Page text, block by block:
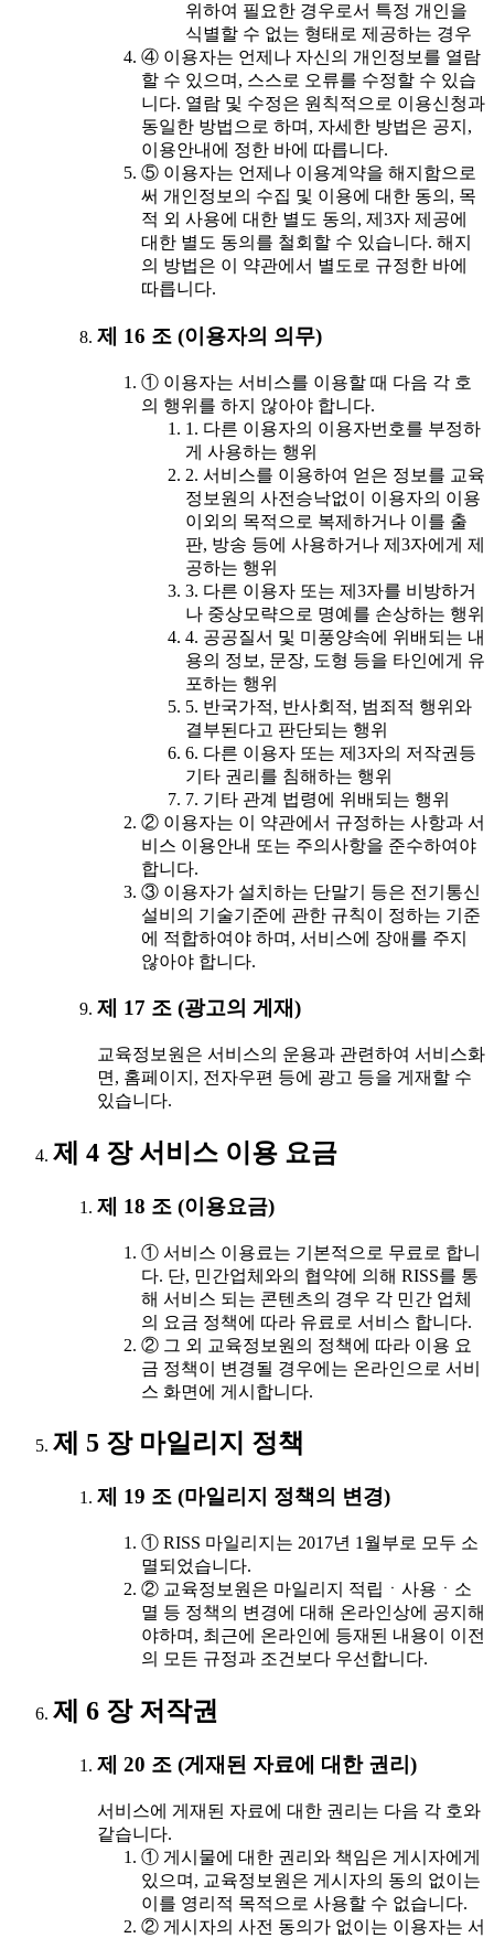
위하여 필요한 경우로서 특정 개인을
식별할 수 없는 형태로 제공하는 경우
④ 이용자는 언제나 자신의 개인정보를 열람
할 수 있으며, 스스로 오류를 수정할 수 있습
니다. 열람 및 수정은 원칙적으로 이용신청과
동일한 방법으로 하며, 자세한 방법은 공지,
이용안내에 정한 바에 따릅니다.
⑤ 이용자는 언제나 이용계약을 해지함으로
써 개인정보의 수집 및 이용에 대한 동의, 목
적 외 사용에 대한 별도 동의, 제3자 제공에
대한 별도 동의를 철회할 수 있습니다. 해지
의 방법은 이 약관에서 별도로 규정한 바에
따릅니다.
제 16 조 (이용자의 의무)
① 이용자는 서비스를 이용할 때 다음 각 호
의 행위를 하지 않아야 합니다.
1. 다른 이용자의 이용자번호를 부정하
게 사용하는 행위
2. 서비스를 이용하여 얻은 정보를 교육
정보원의 사전승낙없이 이용자의 이용
이외의 목적으로 복제하거나 이를 출
판, 방송 등에 사용하거나 제3자에게 제
공하는 행위
3. 다른 이용자 또는 제3자를 비방하거
나 중상모략으로 명예를 손상하는 행위
4. 공공질서 및 미풍양속에 위배되는 내
용의 정보, 문장, 도형 등을 타인에게 유
포하는 행위
5. 반국가적, 반사회적, 범죄적 행위와
결부된다고 판단되는 행위
6. 다른 이용자 또는 제3자의 저작권등
기타 권리를 침해하는 행위
7. 기타 관계 법령에 위배되는 행위
② 이용자는 이 약관에서 규정하는 사항과 서
비스 이용안내 또는 주의사항을 준수하여야
합니다.
③ 이용자가 설치하는 단말기 등은 전기통신
설비의 기술기준에 관한 규칙이 정하는 기준
에 적합하여야 하며, 서비스에 장애를 주지
않아야 합니다.
제 17 조 (광고의 게재)
교육정보원은 서비스의 운용과 관련하여 서비스화
면, 홈페이지, 전자우편 등에 광고 등을 게재할 수
있습니다.
제 4 장 서비스 이용 요금
제 18 조 (이용요금)
① 서비스 이용료는 기본적으로 무료로 합니
다. 단, 민간업체와의 협약에 의해 RISS를 통
해 서비스 되는 콘텐츠의 경우 각 민간 업체
의 요금 정책에 따라 유료로 서비스 합니다.
② 그 외 교육정보원의 정책에 따라 이용 요
금 정책이 변경될 경우에는 온라인으로 서비
스 화면에 게시합니다.
제 5 장 마일리지 정책
제 19 조 (마일리지 정책의 변경)
① RISS 마일리지는 2017년 1월부로 모두 소
멸되었습니다.
② 교육정보원은 마일리지 적립ㆍ사용ㆍ소
멸 등 정책의 변경에 대해 온라인상에 공지해
야하며, 최근에 온라인에 등재된 내용이 이전
의 모든 규정과 조건보다 우선합니다.
제 6 장 저작권
제 20 조 (게재된 자료에 대한 권리)
서비스에 게재된 자료에 대한 권리는 다음 각 호와
같습니다.
① 게시물에 대한 권리와 책임은 게시자에게
있으며, 교육정보원은 게시자의 동의 없이는
이를 영리적 목적으로 사용할 수 없습니다.
② 게시자의 사전 동의가 없이는 이용자는 서